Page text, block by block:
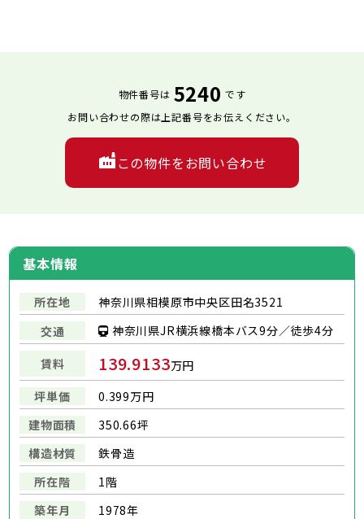
基本情報
所在地
神奈川県相模原市中央区田名3521
交通
神奈川県JR横浜線橋本バス9分／徒歩4分
賃料 139.9133万円
坪単価
0.399万円
建物面積
350.66坪
構造材質
鉄骨造
所在階
1階
築年月
1978年
物件番号は 5240 です
お問い合わせの際は上記番号をお伝えください。
この物件をお問い合わせ